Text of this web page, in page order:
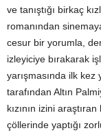
ve tanıştığı birkaç
romanından
cesur bir yorumla,
izleyiciye bırakarak
yarışmasında ilk kez
tarafından Altın
kızının izini
çöllerinde yaptığı